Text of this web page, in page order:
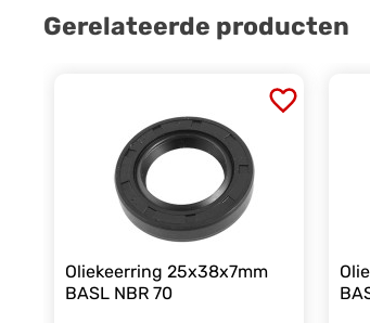
Gerelateerde producten
Oliekeerring 25x38x7mm
BASL NBR 70